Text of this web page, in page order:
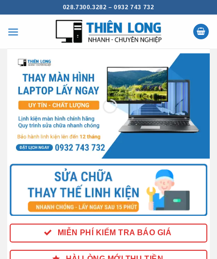
nội
028.7300.3282 – 0932 743 732
MIỄN PHÍ KIỂM TRA BÁO GIÁ